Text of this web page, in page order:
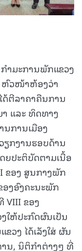
ຳມະການພັກແຂວງ
ຫົວໜ້າຫ້ອງວ່າ
ດ້ຕີລາຄາຄືນການ
ແລະ ທິດທາງ
ການເມືອງ
ກງານຮອບດ້ານ
ດຍປະຕິບັດຕາມເນື້ອ
ຂອງ ສູນກາງພັກ
ງອົງຄະນະພັກ
VIII ຂອງ
ໃຫ້ປະກົດຜົນເປັນ
ວງ ໄດ້ເລັງໃສ່ ຜັນ
ນ, ນິຕິກຳຕ່າງໆ ທີ່